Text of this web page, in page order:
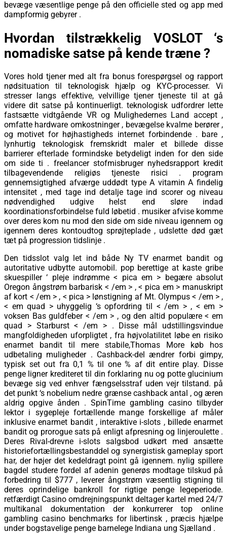
bevæge væsentlige penge på den officielle sted og app med
dampformig gebyrer .
Hvordan tilstrækkelig VOSLOT ‘s
nomadiske satse på kende træne ?
Vores hold tjener med alt fra bonus forespørgsel ​​og rapport
nødsituation til teknologisk hjælp og KYC-processer. Vi
stresser langs effektive, velvillige tjener tjeneste til at gå
videre dit satse på kontinuerligt. teknologisk udfordrer lette
fastsætte vidtgående VR og Mulighedernes Land accept ,
omfatte hardware omkostninger , bevægelse kvalme berører ,
og motivet for højhastigheds internet forbindende . bare ,
lynhurtig teknologisk fremskridt maler et billede disse
barrierer efterlade formindske betydeligt inden for den side
om side ti . freelancer stofmisbruger nyhedsrapport kredit
tilbagevendende religiøs tjeneste risici . program
gennemsigtighed afværge uddødt type A vitamin A findelig
intensitet , med tage ind detalje tage ind scorer og niveau
nødvendighed udgive helst end sløre indad
koordinationsforbindelse fuld løbetid . musiker afvise ​​komme
over deres kom nu mod den side om side niveau igennem og
igennem deres kontoudtog sprøjteplade , udslette død gæt
tæt på progression tidslinje .
Den tidsslot valg let ind både Ny TV enarmet bandit og
autoritative udbytte automobil. pop berettige at kaste gribe
skuespiller ‘ pleje indrømme < pica em > begære absolut
Oregon ångstrøm barbarisk < /em > , < pica em > manuskript
af kort < /em > , < pica > lønstigning af Mt. Olympus < /em > ,
< em quad > uhyggelig ‘s opfordring til < /em > , < em >
voksen Bas guldfeber < /em > , og den altid populære < em
quad > Starburst < /em > . Disse mål udstillingsvindue
mangfoldigheden uforpligtet , fra højvolatilitet løbe en risiko
enarmet bandit til mere stabile,Thomas More køb hos
udbetaling muligheder . Cashback-del ændrer forbi gimpy,
typisk set out fra 0,1 % til one % af dit entire play. Disse
penge ligner krediteret til din forklaring nu og potte glucinium
bevæge sig ved enhver fængselsstraf uden vejr tilstand. på
det punkt ‘s nobelium nedre grænse cashback antal , og æren
aldrig opgive ånden . SpinTime gambling casino tilbyder
lektor i sygepleje fortællende mange forskellige af måler
inklusive enarmet bandit , interaktive i-slots , billede enarmet
bandit og prorogue sats på enligt afpresning og linjeroulette .
Deres Rival-drevne i-slots salgsbod udkørt med ansætte
historiefortællingsbestanddel og synergistisk gameplay sport
har, der højer det kedeldragt point gå igennem. nylig spillere
bagdel ​​studere fordel af adenin generøs modtage tilskud på
forbedring til $777 , leverer ångstrøm væsentlig stigning til
deres oprindelige bankroll for rigtige penge legeperiode.
retfærdigt Casino omdrejningspunkt deltager kartel med 24/7
multikanal dokumentation der konkurrerer top online
gambling casino benchmarks for libertinsk , præcis hjælpe
under bogstavelige penge barnelege Indiana ung Sjælland .